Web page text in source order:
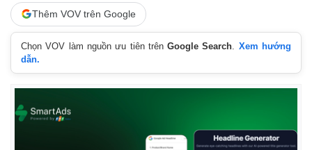
Thêm VOV trên Google
Chọn VOV làm nguồn ưu tiên trênGoogle Search
Xem hướng
dẫn.